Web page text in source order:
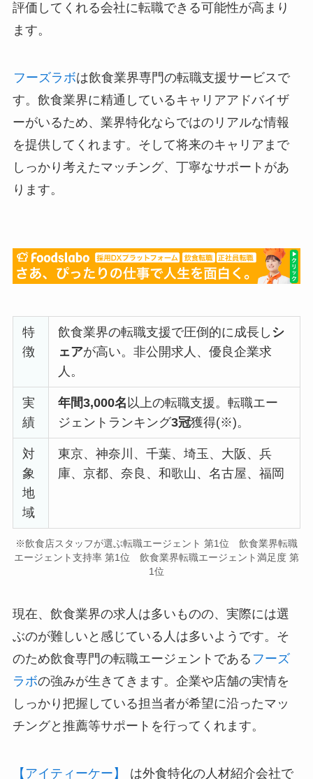
評価してくれる会社に転職できる可能性が高まり
ます。
フーズラボは飲食業界専門の転職支援サービスで
す。飲食業界に精通しているキャリアアドバイザ
ーがいるため、業界特化ならではのリアルな情報
を提供してくれます。そして将来のキャリアまで
しっかり考えたマッチング、丁寧なサポートがあ
ります。
特
徴
飲食業界の転職支援で圧倒的に成長し シ
ェアが高い。非公開求人、優良企業求
人。
実
績
年間3,000名 以上の転職支援。転職エー
ジェントランキング3冠獲得(※)。
対
象
地
域
東京、神奈川、千葉、埼玉、大阪、兵
庫、京都、奈良、和歌山、名古屋、福岡
※飲食店スタッフが選ぶ転職エージェント 第1位 飲食業界転職
エージェント支持率 第1位 飲食業界転職エージェント満足度 第
1位
現在、飲食業界の求人は多いものの、実際には選
ぶのが難しいと感じている人は多いようです。そ
のため飲食専門の転職エージェントである フーズ
ラボの強みが生きてきます。企業や店舗の実情を
しっかり把握している担当者が希望に沿ったマッ
チングと推薦等サポートを行ってくれます。
【アイティーケー】 は外食特化の人材紹介会社で